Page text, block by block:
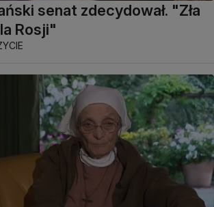
senat zdecydował. "Zła
Rosji"